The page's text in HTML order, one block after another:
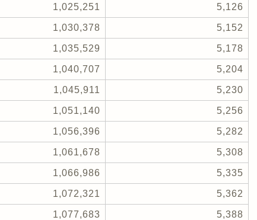
1,025,251 5,126
1,030,378 5,152
1,035,529 5,178
1,040,707 5,204
1,045,911 5,230
1,051,140 5,256
1,056,396 5,282
1,061,678 5,308
1,066,986 5,335
1,072,321 5,362
1,077,683 5,388